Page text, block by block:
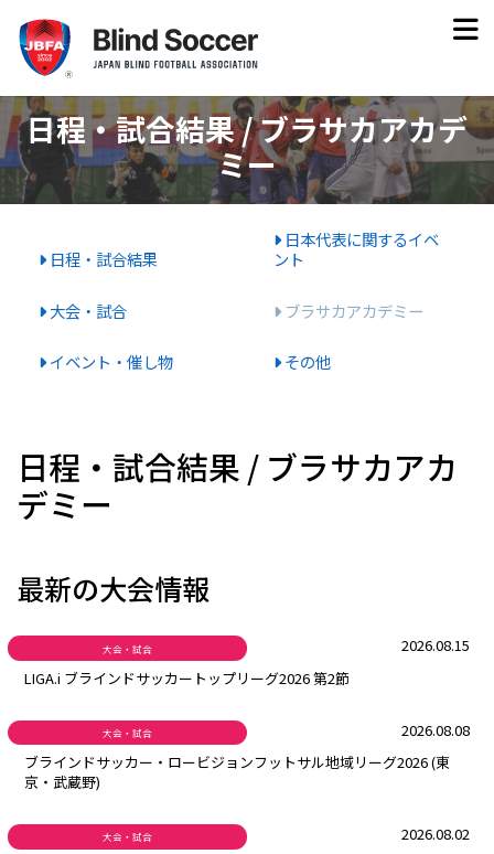
日程・試合結果 / ブラサカアカデ
ミー
日程・試合結果
日本代表に関するイベ
ント
大会・試合 ブラサカアカデミー
イベント・催し物 その他
日程・試合結果 / ブラサカアカ
デミー
最新の大会情報
大会・試合
2026.08.15
LIGA.i ブラインドサッカートップリーグ2026 第2節
大会・試合
2026.08.08
ブラインドサッカー・ロービジョンフットサル地域リーグ2026 (東
京・武蔵野)
大会・試合
2026.08.02